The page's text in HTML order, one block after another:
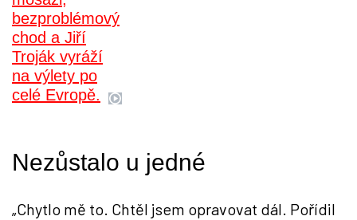
Nezůstalo u jedné
„Chytlo mě to. Chtěl jsem opravovat dál. Pořídil